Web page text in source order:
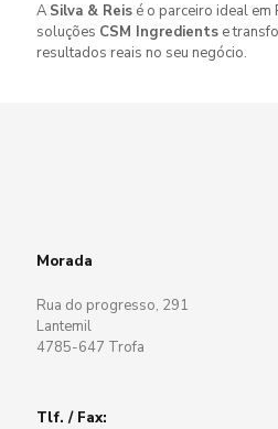
A Silva & Reis é o parceiro ideal
soluções CSM Ingredients e
resultados reais no seu negócio.
Morada
Rua do progresso, 291
Lantemil
4785-647 Trofa
Tlf. / Fax: